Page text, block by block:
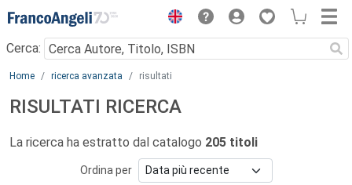
Menu
Cerca:
Main content
Home ricerca avanzata risultati
RISULTATI RICERCA
La ricerca ha estratto dal catalogo 205 titoli
Ordina per